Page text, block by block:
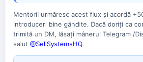
Mentorii urmăresc acest flux și acordă
introduceri bine gândite. Dacă doriți ca
trimită un DM, lăsați mânerul Telegram /
salut @SellSystemsHQ.